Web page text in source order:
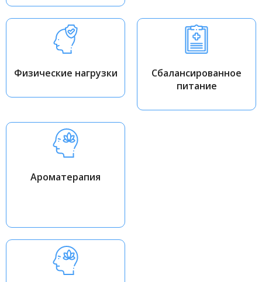
Физические нагрузки
Сбалансированное
питание
Ароматерапия